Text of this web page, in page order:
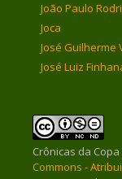
João Paulo
Joca
José Guilherme
José Luiz
Crônicas da Copa
Commons -